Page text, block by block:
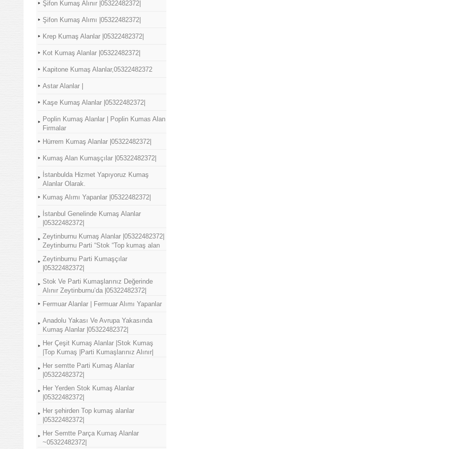
Şifon Kumaş Alınır |05322482372|
Şifon Kumaş Alımı |05322482372|
Krep Kumaş Alanlar |05322482372|
Kot Kumaş Alanlar |05322482372|
Kapitone Kumaş Alanlar,05322482372
Astar Alanlar |
Kaşe Kumaş Alanlar |05322482372|
Poplin Kumaş Alanlar | Poplin Kumas Alan
Firmalar
Hürrem Kumaş Alanlar |05322482372|
Kumaş Alan Kumaşçılar |05322482372|
İstanbulda Hizmet Yapıyoruz Kumaş
Alanlar Olarak.
Kumaş Alımı Yapanlar |05322482372|
İstanbul Genelinde Kumaş Alanlar
|05322482372|
Zeytinburnu Kumaş Alanlar |05322482372|
Zeytinburnu Parti “Stok “Top kumaş alan
Zeytinburnu Parti Kumaşçılar
|05322482372|
Stok Ve Parti Kumaşlarınız Değerinde
Alınır Zeytinburnu’da |05322482372|
Fermuar Alanlar | Fermuar Alımı Yapanlar
Anadolu Yakası Ve Avrupa Yakasında
Kumaş Alanlar |05322482372|
Her Çeşit Kumaş Alanlar |Stok Kumaş
|Top Kumaş |Parti Kumaşlarınız Alınır|
Her semtte Parti Kumaş Alanlar
|05322482372|
Her Yerden Stok Kumaş Alanlar
|05322482372|
Her şehirden Top kumaş alanlar
|05322482372|
Her Semtte Parça Kumaş Alanlar
~05322482372|